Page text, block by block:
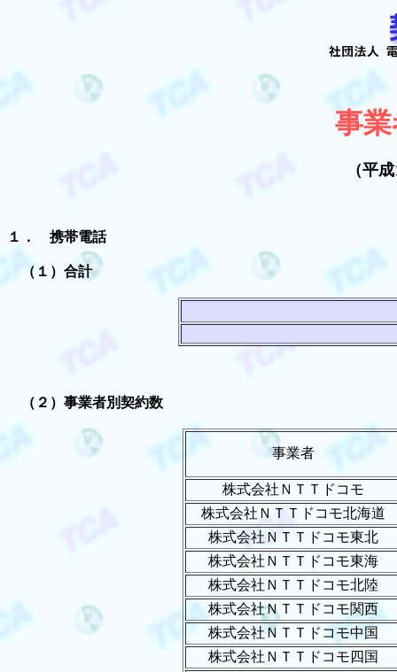
事
（平
１． 携帯電話
（１）合計
（２）事業者別契約数
事業者
株式会社ＮＴＴドコモ
株式会社ＮＴＴドコモ北海道
株式会社ＮＴＴドコモ東北
株式会社ＮＴＴドコモ東海
株式会社ＮＴＴドコモ北陸
株式会社ＮＴＴドコモ関西
株式会社ＮＴＴドコモ中国
株式会社ＮＴＴドコモ四国